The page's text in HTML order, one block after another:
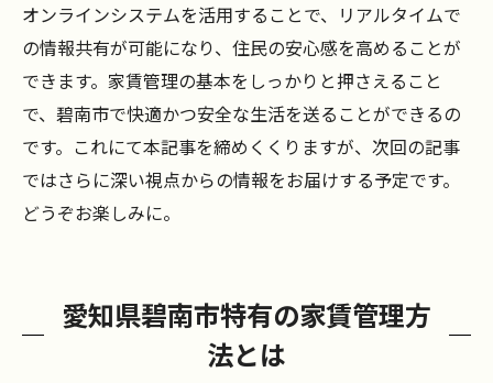
オンラインシステムを活用することで、リアルタイムで
の情報共有が可能になり、住民の安心感を高めることが
できます。家賃管理の基本をしっかりと押さえること
で、碧南市で快適かつ安全な生活を送ることができるの
です。これにて本記事を締めくくりますが、次回の記事
ではさらに深い視点からの情報をお届けする予定です。
どうぞお楽しみに。
愛知県碧南市特有の家賃管理方
法とは